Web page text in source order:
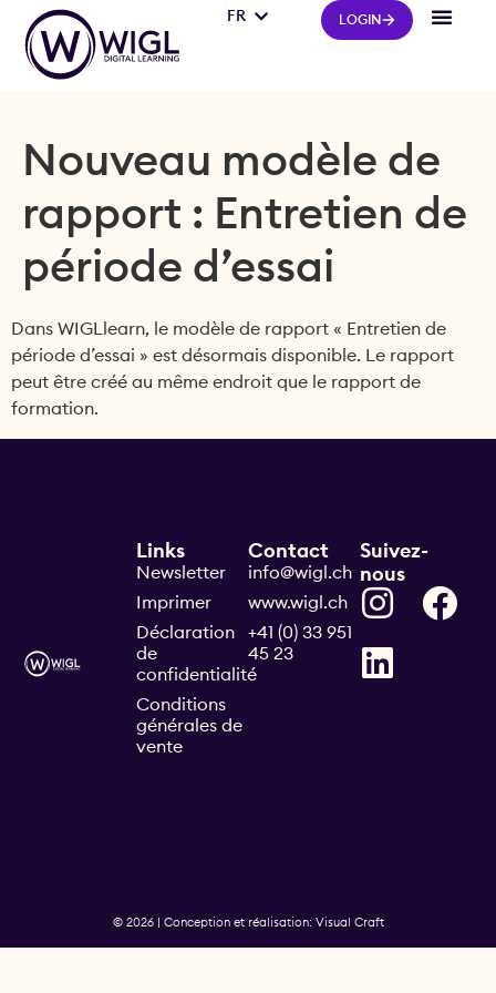
LOGIN
FR
IT
Nouveau modèle de
rapport : Entretien de
période d’essai
Dans WIGLlearn, le modèle de rapport « Entretien de
période d’essai » est désormais disponible. Le rapport
peut être créé au même endroit que le rapport de
formation.
Contact
info@wigl.ch
www.wigl.ch
+41 (0) 33 951
45 23
Links
Newsletter
Imprimer
Déclaration
de
confidentialité
Conditions
générales de
vente
Suivez-
nous
© 2026 | Conception et réalisation: Visual Craft